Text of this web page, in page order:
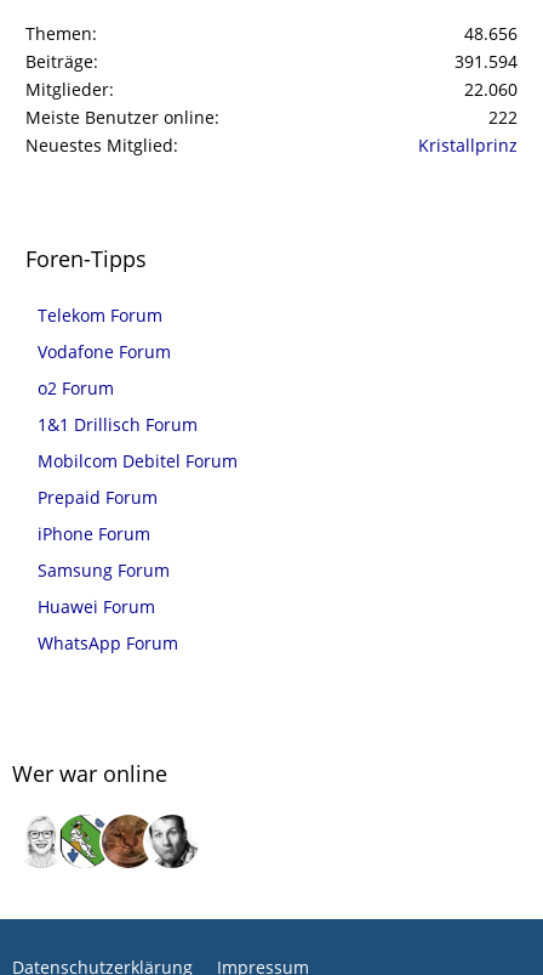
Themen
48.656
Beiträge
391.594
Mitglieder
22.060
Meiste Benutzer online
222
Neuestes Mitglied
Kristallprinz
Foren-Tipps
Telekom Forum
Vodafone Forum
o2 Forum
1&1 Drillisch Forum
Mobilcom Debitel Forum
Prepaid Forum
iPhone Forum
Samsung Forum
Huawei Forum
WhatsApp Forum
Wer war online
Datenschutzerklärung Impressum